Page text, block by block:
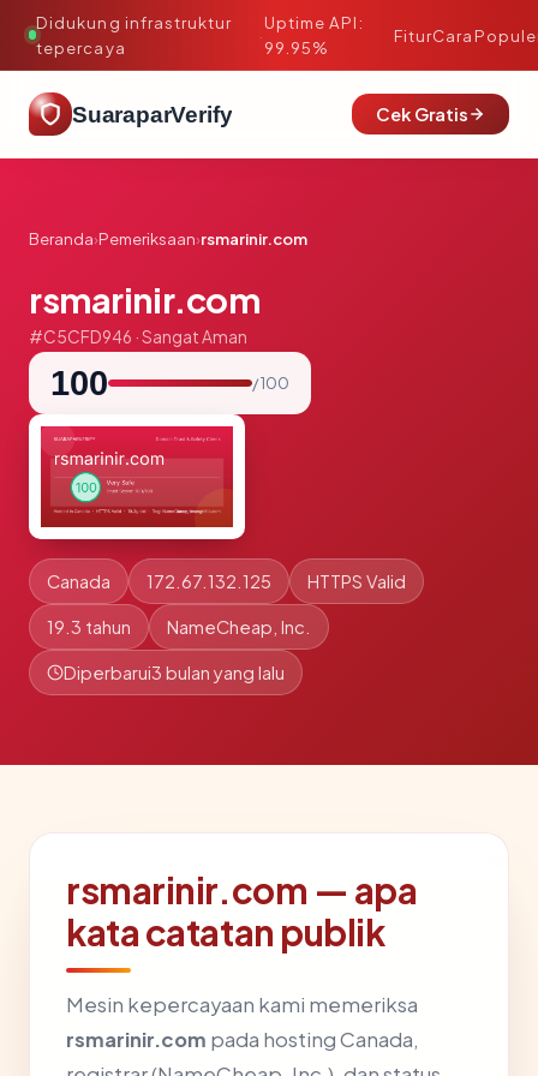
Didukung infrastruktur
tepercaya
·
Uptime API:
99.95%
FiturCara
SuaraparVerify Cek Gratis
Beranda›Pemeriksaan›rsmarinir.com
rsmarinir.com
#C5CFD946 · Sangat Aman
100 / 100
Canada 172.67.132.125 HTTPS Valid
19.3 tahun NameCheap, Inc.
Diperbarui3 bulan yang lalu
rsmarinir.com — apa
kata catatan publik
Mesin kepercayaan kami memeriksa
rsmarinir.com pada hosting Canada,